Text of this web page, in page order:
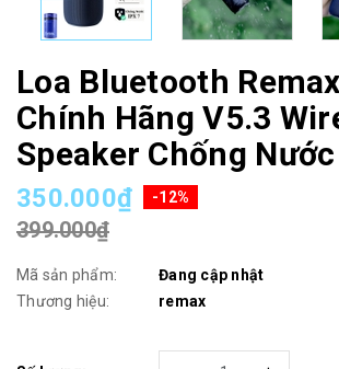
Loa Bluetooth
Chính Hãng V5.3
Speaker Chống
350.000₫ -12%
399.000₫
Mã sản phẩm:
Đang cập nhật
Thương hiệu:
remax